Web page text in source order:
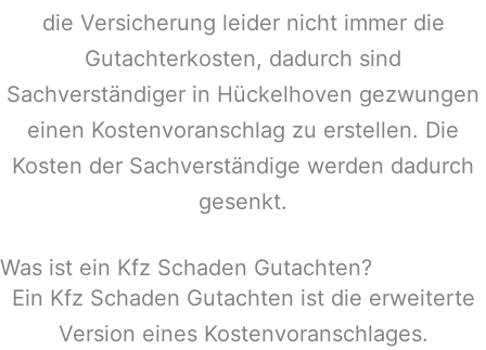
die Versicherung leider nicht immer die
Gutachterkosten, dadurch sind
Sachverständiger in Hückelhoven gezwungen
einen Kostenvoranschlag zu erstellen. Die
Kosten der Sachverständige werden dadurch
gesenkt.
Was ist ein Kfz Schaden Gutachten?
Ein Kfz Schaden Gutachten ist die erweiterte
Version eines Kostenvoranschlages.